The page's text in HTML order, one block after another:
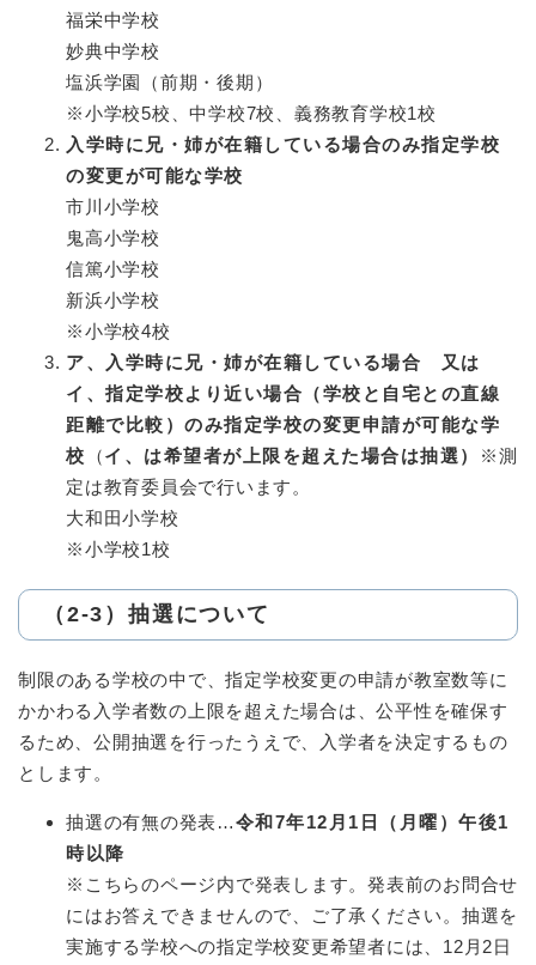
福栄中学校
妙典中学校
塩浜学園（前期・後期）
※小学校5校、中学校7校、義務教育学校1校
入学時に兄・姉が在籍している場合のみ指定学校
の変更が可能な学校
市川小学校
鬼高小学校
信篤小学校
新浜小学校
※小学校4校
ア、入学時に兄・姉が在籍している場合 又は
イ、指定学校より近い場合（学校と自宅との直線
距離で比較）のみ指定学校の変更申請が可能な学
校 （イ、は希望者が上限を超えた場合は抽選）
※測
定は教育委員会で行います。
大和田小学校
※小学校1校
（2-3）抽選について
制限のある学校の中で、指定学校変更の申請が教室数等に
かかわる入学者数の上限を超えた場合は、公平性を確保す
るため、公開抽選を行ったうえで、入学者を決定するもの
とします。
抽選の有無の発表…令和7年12月1日（月曜）午後1
時以降
※こちらのページ内で発表します。発表前のお問合せ
にはお答えできませんので、ご了承ください。抽選を
実施する学校への指定学校変更希望者には、12月2日